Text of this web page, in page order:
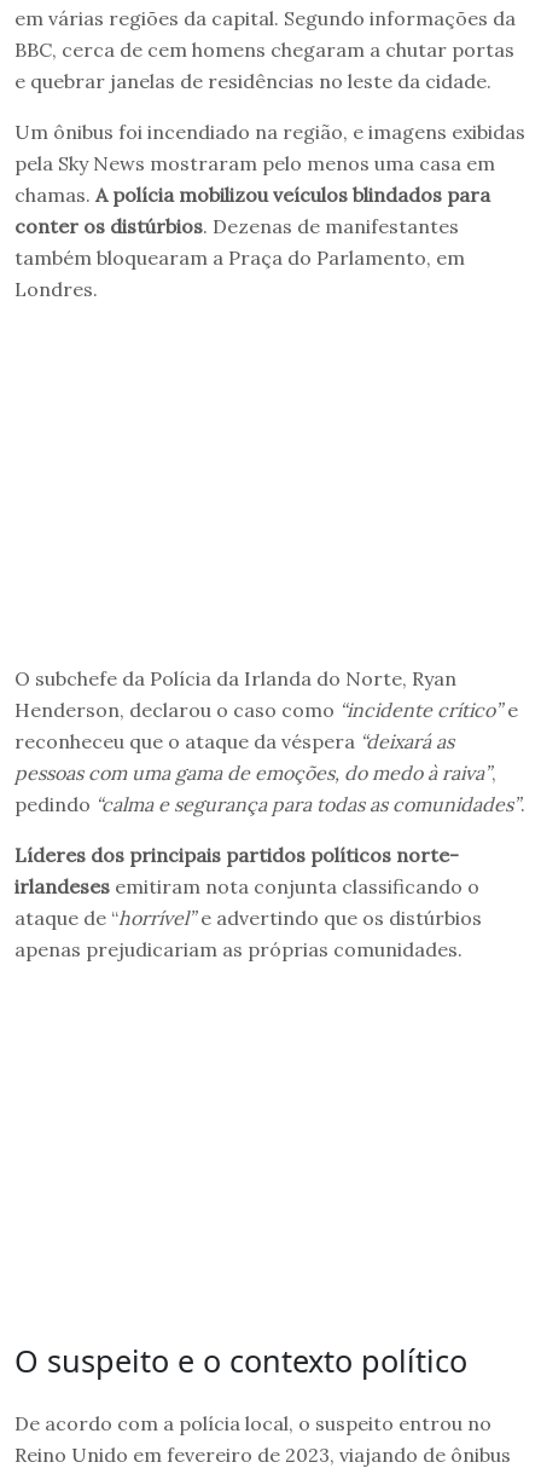
em várias regiões da capital. Segundo informações da
BBC, cerca de cem homens chegaram a chutar portas
e quebrar janelas de residências no leste da cidade.
Um ônibus foi incendiado na região, e imagens exibidas
pela Sky News mostraram pelo menos uma casa em
chamas. A polícia mobilizou veículos blindados para
conter os distúrbios. Dezenas de manifestantes
também bloquearam a Praça do Parlamento, em
Londres.
O subchefe da Polícia da Irlanda do Norte, Ryan
Henderson, declarou o caso como “incidente crítico”e
reconheceu que o ataque da véspera “deixará as
pessoas com uma gama de emoções, do medo à raiva”,
pedindo “calma e segurança para todas as comunidades”.
Líderes dos principais partidos políticos norte-
irlandeses emitiram nota conjunta classificando o
ataque de “horrível”e advertindo que os distúrbios
apenas prejudicariam as próprias comunidades.
O suspeito e o contexto político
De acordo com a polícia local, o suspeito entrou no
Reino Unido em fevereiro de 2023, viajando de ônibus